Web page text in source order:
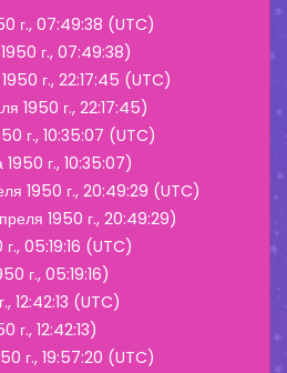
г., 07:49:38 (UTC)
г., 07:49:38)
г., 22:17:45 (UTC)
1950 г., 22:17:45)
г., 10:35:07 (UTC)
г., 10:35:07)
1950 г., 20:49:29 (UTC)
1950 г., 20:49:29)
05:19:16 (UTC)
г., 05:19:16)
12:42:13 (UTC)
г., 12:42:13)
г., 19:57:20 (UTC)